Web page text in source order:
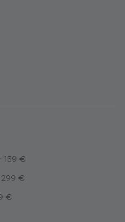
159 €
299 €
€